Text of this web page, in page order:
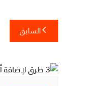
تصفّح
المقالات
السابق